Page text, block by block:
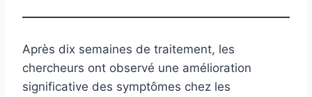
Après dix semaines de traitement, les
chercheurs ont observé une amélioration
significative des symptômes chez les